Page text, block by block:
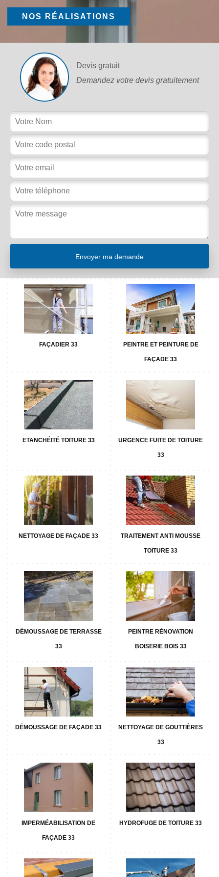
NOS RÉALISATIONS
Devis gratuit
Demandez votre devis gratuitement
FAÇADIER 33 PEINTRE ET PEINTURE DE
FAÇADE 33
ETANCHÉITÉ TOITURE 33 URGENCE FUITE DE TOITURE
33
NETTOYAGE DE FAÇADE 33 TRAITEMENT ANTI MOUSSE
TOITURE 33
DÉMOUSSAGE DE TERRASSE
33
PEINTRE RÉNOVATION
BOISERIE BOIS 33
DÉMOUSSAGE DE FAÇADE 33 NETTOYAGE DE GOUTTIÈRES
33
IMPERMÉABILISATION DE
FAÇADE 33
HYDROFUGE DE TOITURE 33